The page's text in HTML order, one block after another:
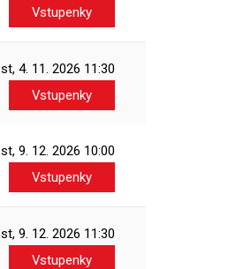
Vstupenky
st, 4. 11. 2026 11:30
Vstupenky
st, 9. 12. 2026 10:00
Vstupenky
st, 9. 12. 2026 11:30
Vstupenky